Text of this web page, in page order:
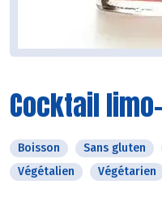
Cocktail
Boisson Sans gluten
Végétalien
Végétarien